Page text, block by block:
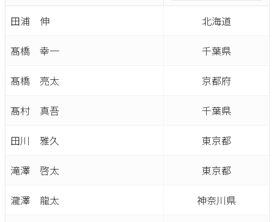
田浦 伸 北海道
髙橋 幸一 千葉県
髙橋 亮太 京都府
髙村 真吾 千葉県
田川 雅久 東京都
滝澤 啓太 東京都
瀧澤 龍太 神奈川県